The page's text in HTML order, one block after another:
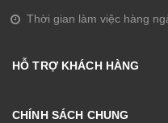
Thời gian làm việc hàng
HỖ TRỢ KHÁCH HÀNG
CHÍNH SÁCH CHUNG